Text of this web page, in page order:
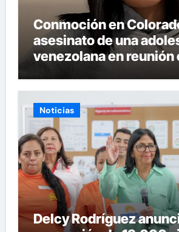
Conmoción en
asesinato de una
venezolana en reunión
Noticias
Delcy Rodríguez